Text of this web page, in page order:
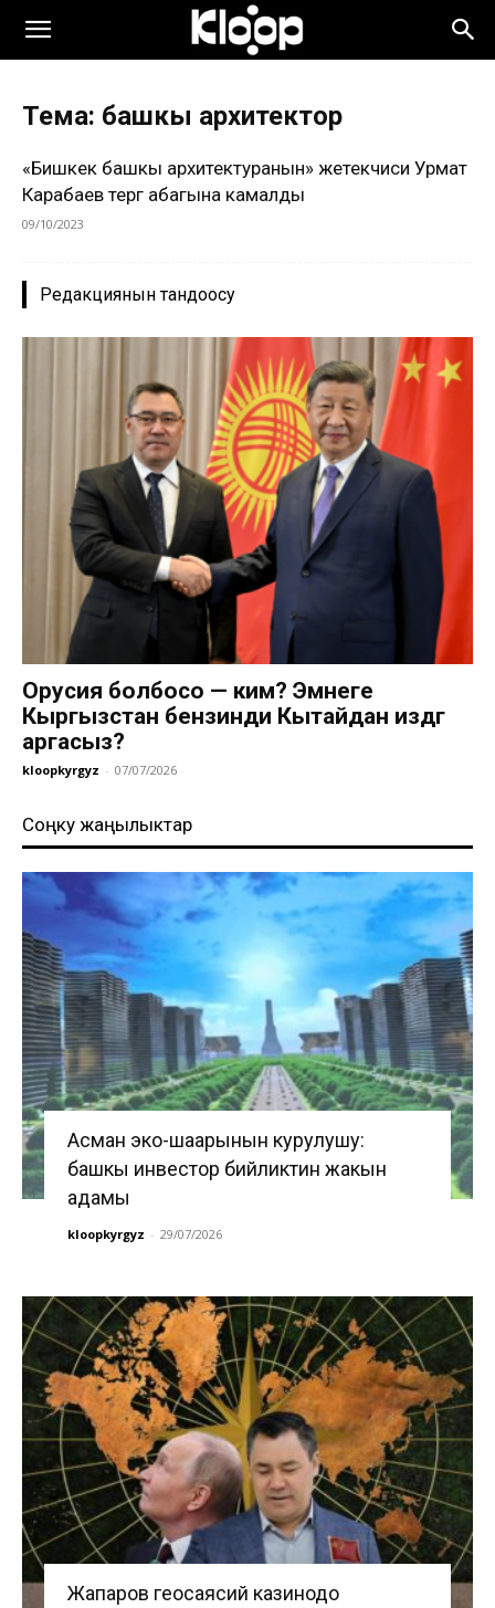
Тема: башкы архитектор
«Бишкек башкы архитектуранын» жетекчиси Урмат
Карабаев тергөө абагына камалды
09/10/2023
Редакциянын тандоосу
Орусия болбосо — ким? Эмнеге
Кыргызстан бензинди Кытайдан издөөгө
аргасыз?
kloopkyrgyz - 07/07/2026
Соңку жаңылыктар
Асман эко-шаарынын курулушу:
башкы инвестор бийликтин жакын
адамы
kloopkyrgyz - 29/07/2026
Жапаров геосаясий казинодо